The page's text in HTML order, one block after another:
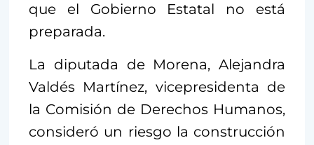
que el Gobierno Estatal no está
preparada.
La diputada de Morena, Alejandra
Valdés Martínez, vicepresidenta de
la Comisión de Derechos Humanos,
consideró un riesgo la construcción